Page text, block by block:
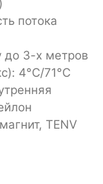
потока
до 3-х метров
4°C/71°C
TENV